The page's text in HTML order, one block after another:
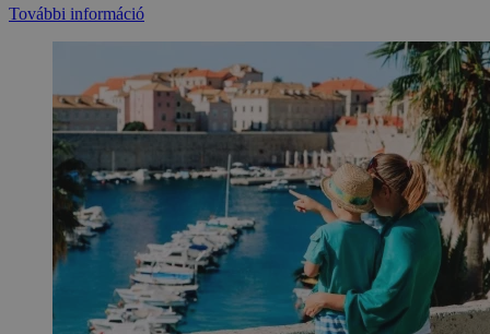
További információ